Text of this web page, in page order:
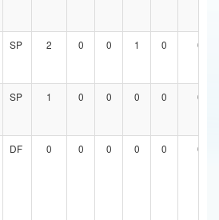
dos Direitos Humanos
SP 2 0 0 1 0 0
SP 1 0 0 0 0 0
DF 0 0 0 0 0 0